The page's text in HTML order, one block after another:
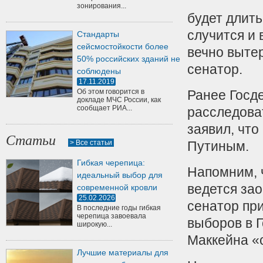
зонирования...
Стандарты
сейсмостойкости более
50% российских зданий не
соблюдены
17.11.2019
Об этом говорится в
докладе МЧС России, как
сообщает РИА...
Статьи > Все статьи
Гибкая черепица:
идеальный выбор для
современной кровли
25.02.2026
В последние годы гибкая
черепица завоевала
широкую...
Лучшие материалы для
будет
случится и
вечно
сенатор.
Ранее
заявил,
Путиным.
Напомним,
ведется
сенатор
выборов в
Маккейна